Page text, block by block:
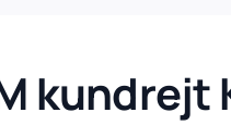
kundrejt